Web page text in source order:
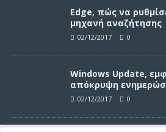
Edge, πώς να
μηχανή αναζήτησης
02/12/2017 0
Windows Update,
απόκρυψη
02/12/2017 0